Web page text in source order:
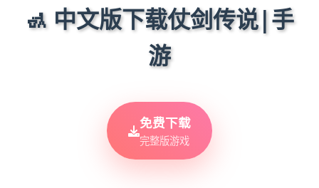
🚮 中文版下载仗剑传说|手
游
免费下载
完整版游戏